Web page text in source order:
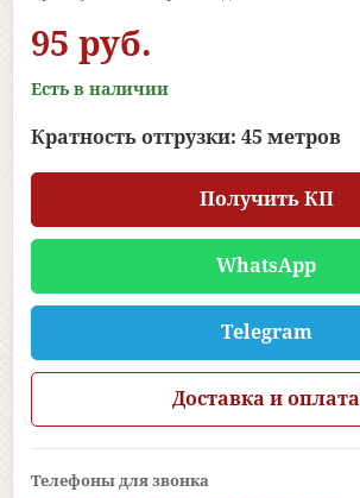
95 руб.
Есть в наличии
Кратность отгрузки: 45 метров
Получить КП
WhatsApp
Telegram
Доставка и оплата
Телефоны для звонка